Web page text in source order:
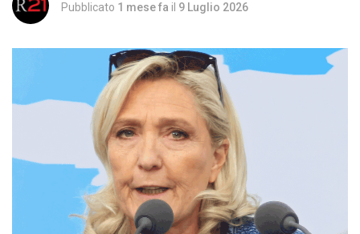
Pubblicato 1 mese fa il 9 Luglio 2026